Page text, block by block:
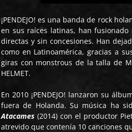
¡PENDEJO! es una banda de rock
en sus raíces latinas, han
directas y sin concesiones. Han
como en Latinoamérica, gracias a
giras con monstrous de la talla de
HELMET.
En 2010 ¡PENDEJO! lanzaron su
fuera de Holanda. Su música ha
Atacames(2014) con el productor
atrevido que contenía 10 canciones